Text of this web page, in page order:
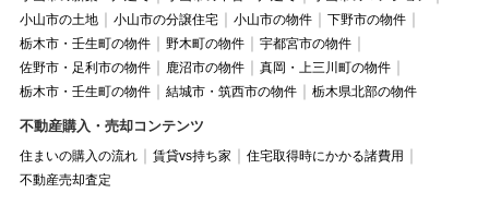
小山市の土地
小山市の分譲住宅 小山市の物件
下野市の物件
栃木市・壬生町の物件
野木町の物件
宇都宮市の物件
佐野市・足利市の物件
鹿沼市の物件
真岡・上三川町の物件
栃木市・壬生町の物件
結城市・筑西市の物件 栃木県北部の物件
不動産購入・売却コンテンツ
住まいの購入の流れ 賃貸vs持ち家
住宅取得時にかかる諸費用
不動産売却査定